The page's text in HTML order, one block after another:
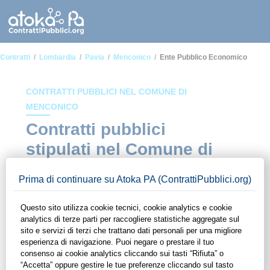
Contratti Lombardia Pavia Menconico Ente Pubblico Economico
CONTRATTI PUBBLICI NEL COMUNE DI
MENCONICO
Contratti pubblici
stipulati nel Comune di
Ente pubblico
economico
In questa sezione del sito di ContrattiPubblici.org potrai avere
ad alcuni dei contratti presenti nella piattaforma stipulati
all'interno del Comune di Menconico in ambito Ente pubblico
economico. Grazie alle funzionalità di ContrattiPubblici.org